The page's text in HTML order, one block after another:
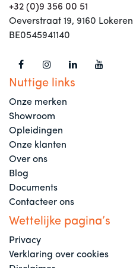
+32 (0)9 356 00 51
Oeverstraat 19, 9160 Lokeren
BE0545941140
Nuttige links
Onze merken
Showroom
Opleidingen
Onze klanten
Over ons
Blog
Documents
Contacteer ons
Wettelijke pagina’s
Privacy
Verklaring over cookies